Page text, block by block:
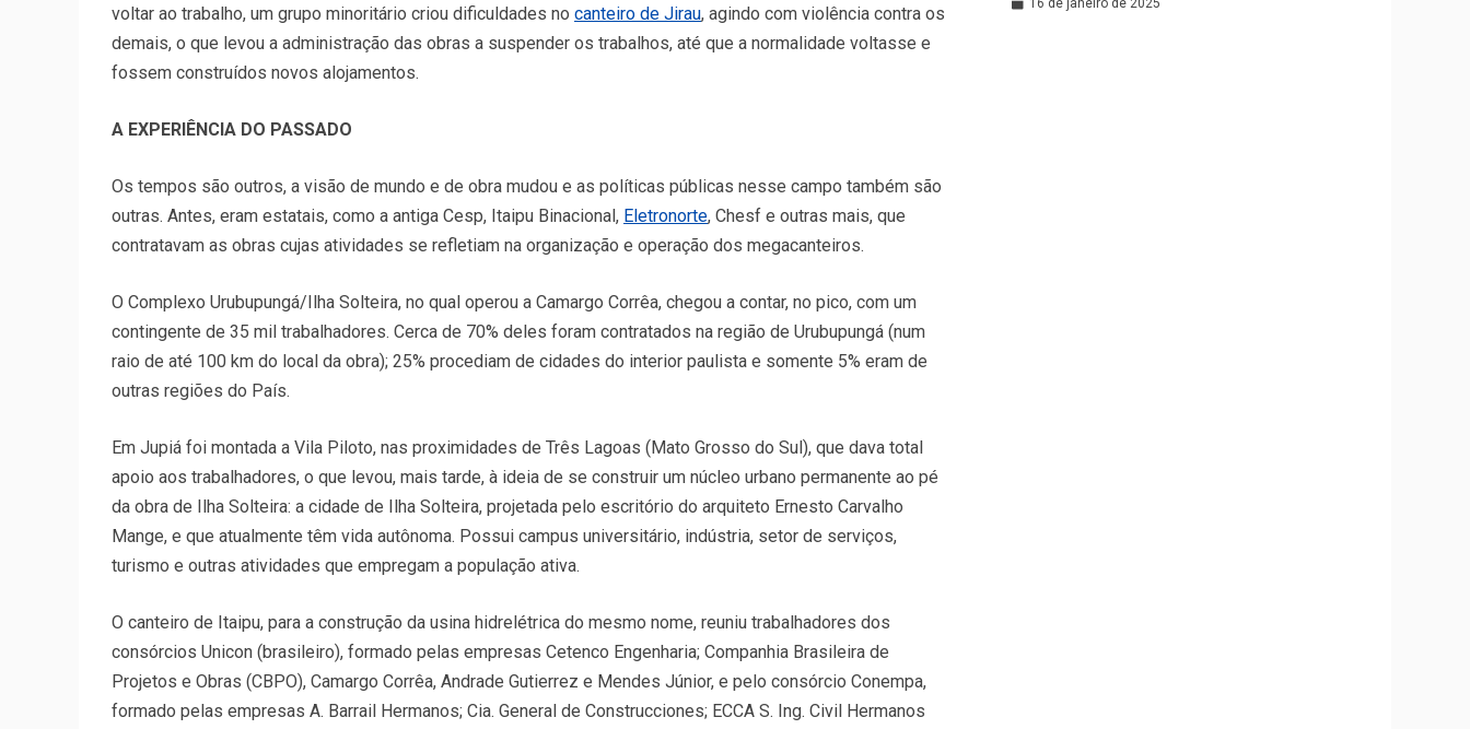
voltar ao trabalho, um grupo minoritário criou dificuldades no canteiro de Jirau, agindo com violência contra os
demais, o que levou a administração das obras a suspender os trabalhos, até que a normalidade voltasse e
fossem construídos novos alojamentos.
A EXPERIÊNCIA DO PASSADO
Os tempos são outros, a visão de mundo e de obra mudou e as políticas públicas nesse campo também são
outras. Antes, eram estatais, como a antiga Cesp, Itaipu Binacional, Eletronorte, Chesf e outras mais, que
contratavam as obras cujas atividades se refletiam na organização e operação dos megacanteiros.
O Complexo Urubupungá/Ilha Solteira, no qual operou a Camargo Corrêa, chegou a contar, no pico, com um
contingente de 35 mil trabalhadores. Cerca de 70% deles foram contratados na região de Urubupungá (num
raio de até 100 km do local da obra); 25% procediam de cidades do interior paulista e somente 5% eram de
outras regiões do País.
Em Jupiá foi montada a Vila Piloto, nas proximidades de Três Lagoas (Mato Grosso do Sul), que dava total
apoio aos trabalhadores, o que levou, mais tarde, à ideia de se construir um núcleo urbano permanente ao pé
da obra de Ilha Solteira: a cidade de Ilha Solteira, projetada pelo escritório do arquiteto Ernesto Carvalho
Mange, e que atualmente têm vida autônoma. Possui campus universitário, indústria, setor de serviços,
turismo e outras atividades que empregam a população ativa.
O canteiro de Itaipu, para a construção da usina hidrelétrica do mesmo nome, reuniu trabalhadores dos
consórcios Unicon (brasileiro), formado pelas empresas Cetenco Engenharia; Companhia Brasileira de
Projetos e Obras (CBPO), Camargo Corrêa, Andrade Gutierrez e Mendes Júnior, e pelo consórcio Conempa,
formado pelas empresas A. Barrail Hermanos; Cia. General de Construcciones; ECCA S. Ing. Civil Hermanos
16 de janeiro de 2025